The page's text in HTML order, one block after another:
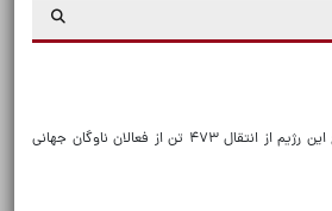
پس از توقیف بخشی از کشتی‌های «ناوگان جهانی الصمود» توسط نیروی دریایی اسرائیل، منابع این رژیم از انتقال ۴۷۳ تن از فعالان ناوگان جهانی